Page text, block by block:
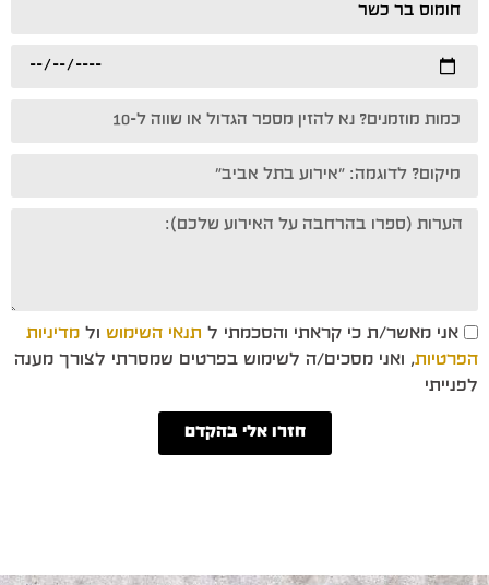
אני מאשר/ת כי קראתי והסכמתי ל תנאי השימוש ול מדיניות
הפרטיות, ואני מסכים/ה לשימוש בפרטים שמסרתי לצורך מענה
לפנייתי
חזרו אלי בהקדם